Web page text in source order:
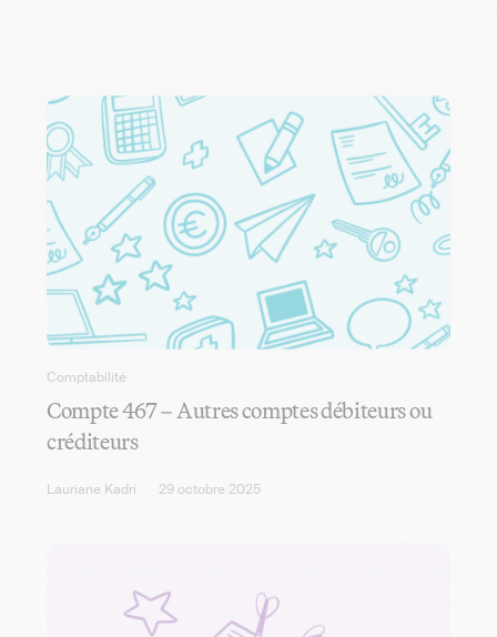
Comptabilité
Compte 467 – Autres comptes débiteurs ou
créditeurs
Lauriane Kadri 29 octobre 2025